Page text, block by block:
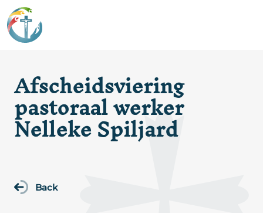
Afscheidsviering
pastoraal werker
Nelleke Spiljard
Back